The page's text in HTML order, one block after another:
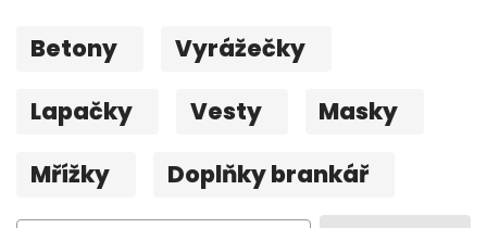
Betony
Vyrážečky
Lapačky
Vesty
Masky
Mřížky
Doplňky brankář